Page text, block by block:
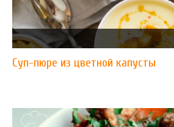
Суп-пюре из цветной капусты